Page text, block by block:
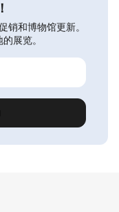
销和博物馆更新。
展览。